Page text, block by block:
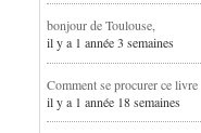
bonjour de Toulouse,
il y a 1 année 3 semaines
Comment se procurer ce livre
il y a 1 année 18 semaines